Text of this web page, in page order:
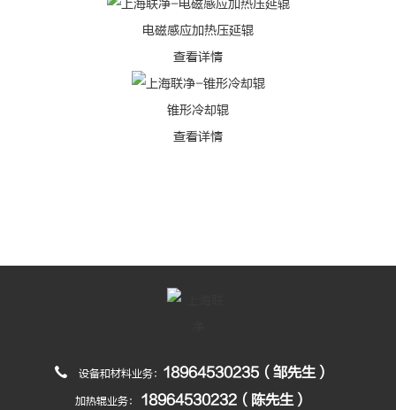
电磁感应加热压延辊
查看详情
锥形冷却辊
查看详情
设备和材料业务： 18964530235（邹先生）
加热辊业务： 18964530232（陈先生）